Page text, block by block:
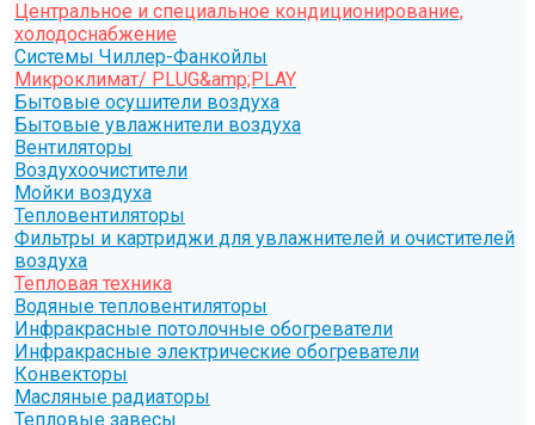
Центральное и специальное кондиционирование,
холодоснабжение
Системы Чиллер-Фанкойлы
Микроклимат/ PLUG&amp;PLAY
Бытовые осушители воздуха
Бытовые увлажнители воздуха
Вентиляторы
Воздухоочистители
Мойки воздуха
Тепловентиляторы
Фильтры и картриджи для увлажнителей и очистителей
воздуха
Тепловая техника
Водяные тепловентиляторы
Инфракрасные потолочные обогреватели
Инфракрасные электрические обогреватели
Конвекторы
Масляные радиаторы
Тепловые завесы